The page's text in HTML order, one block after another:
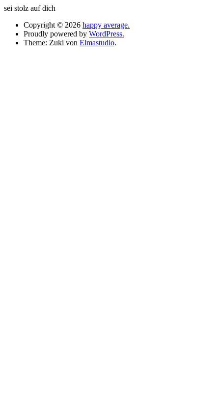
sei stolz auf dich
Copyright © 2026 happy average.
Proudly powered by WordPress.
Theme: Zuki von Elmastudio.